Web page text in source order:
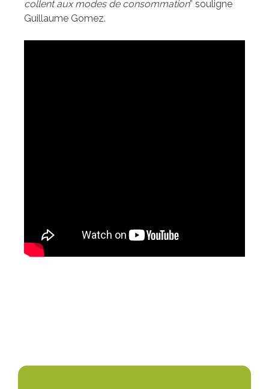
collent aux modes de consommation” souligne
Guillaume Gomez.